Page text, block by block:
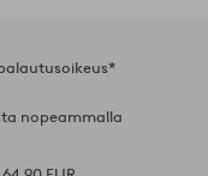
nopeammalla